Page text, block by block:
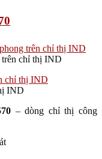
trên chỉ thị IND
IND
– dòng chỉ thị công